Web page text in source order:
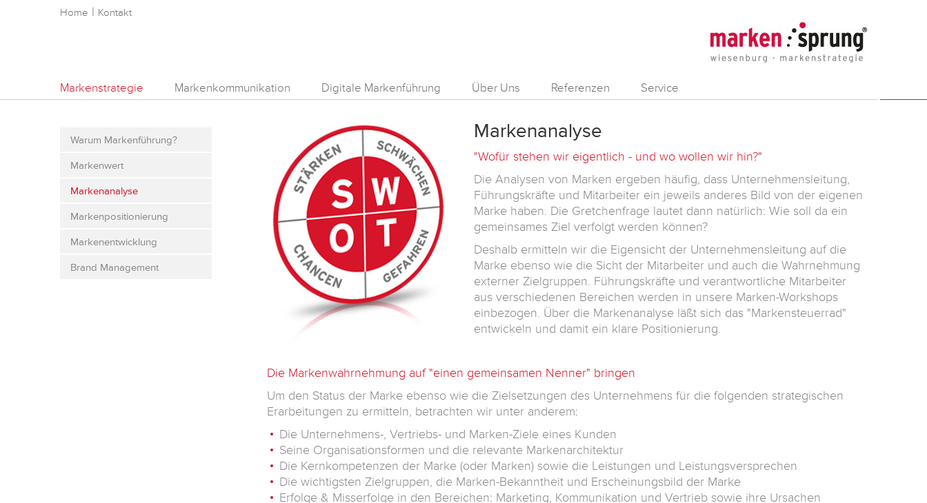
Markenstrategie Markenkommunikation Digitale Markenführung Über Uns Referenzen Service
Home | Kontakt
Warum Markenführung?
Markenwert
Markenanalyse
Markenpositionierung
Markenentwicklung
Brand Management
Markenanalyse
"Wofür stehen wir eigentlich - und wo wollen wir hin?"
Die Analysen von Marken ergeben häufig, dass Unternehmensleitung,
Führungskräfte und Mitarbeiter ein jeweils anderes Bild von der eigenen
Marke haben. Die Gretchenfrage lautet dann natürlich: Wie soll da ein
gemeinsames Ziel verfolgt werden können?
Deshalb ermitteln wir die Eigensicht der Unternehmensleitung auf die
Marke ebenso wie die Sicht der Mitarbeiter und auch die Wahrnehmung
externer Zielgruppen. Führungskräfte und verantwortliche Mitarbeiter
aus verschiedenen Bereichen werden in unsere Marken-Workshops
einbezogen. Über die Markenanalyse läßt sich das "Markensteuerrad"
entwickeln und damit ein klare Positionierung.
Die Markenwahrnehmung auf "einen gemeinsamen Nenner" bringen
Um den Status der Marke ebenso wie die Zielsetzungen des Unternehmens für die folgenden strategischen
Erarbeitungen zu ermitteln, betrachten wir unter anderem:
Die Unternehmens-, Vertriebs- und Marken-Ziele eines Kunden
Seine Organisationsformen und die relevante Markenarchitektur
Die Kernkompetenzen der Marke (oder Marken) sowie die Leistungen und Leistungsversprechen
Die wichtigsten Zielgruppen, die Marken-Bekanntheit und Erscheinungsbild der Marke
Erfolge & Misserfolge in den Bereichen: Marketing, Kommunikation und Vertrieb sowie ihre Ursachen